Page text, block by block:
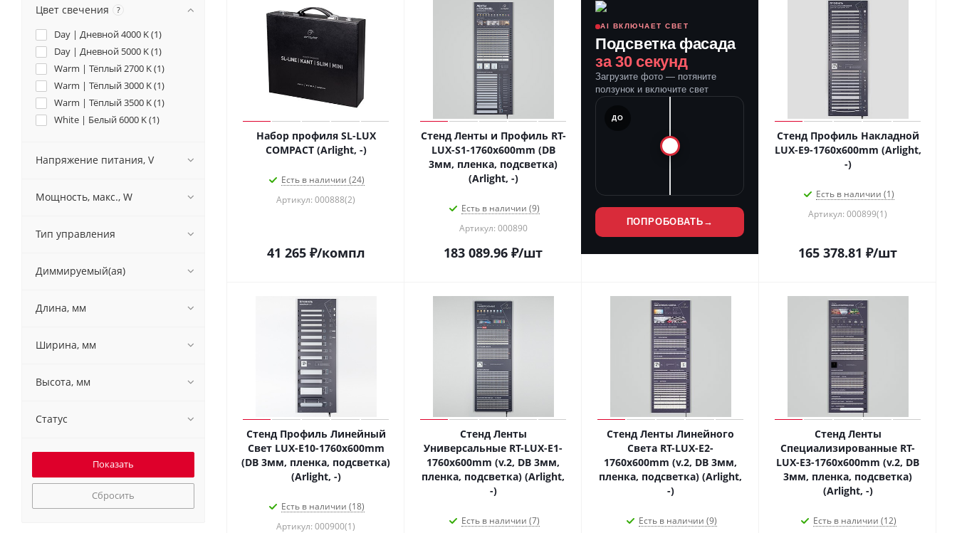
Набор профиля SL-LUX
COMPACT (Arlight, -)
Есть в наличии (24)
Артикул: 000888(2)
41 265₽/компл
Стенд Ленты и Профиль RT-
LUX-S1-1760x600mm (DB
3мм, пленка, подсветка)
(Arlight, -)
Есть в наличии (9)
Артикул: 000890
183 089.96 ₽/шт
AI ВКЛЮЧАЕТ СВЕТ
Подсветка фасада
за 30 секунд
Загрузите фото — потяните
ползунок и включите свет
ДО
ПОСЛЕ
ПОПРОБОВАТЬ →
Стенд Профиль Накладной
LUX-E9-1760x600mm (Arlight,
-)
Есть в наличии (1)
Артикул: 000899(1)
165 378.81 ₽/шт
Стенд Профиль Линейный
Свет LUX-E10-1760x600mm
(DB 3мм, пленка, подсветка)
(Arlight, -)
Есть в наличии (18)
Артикул: 000900(1)
Стенд Ленты
Универсальные RT-LUX-E1-
1760x600mm (v.2, DB 3мм,
пленка, подсветка) (Arlight,
-)
Есть в наличии (7)
Стенд Ленты Линейного
Света RT-LUX-E2-
1760x600mm (v.2, DB 3мм,
пленка, подсветка) (Arlight,
-)
Есть в наличии (9)
Стенд Ленты
Специализированные RT-
LUX-E3-1760x600mm (v.2, DB
3мм, пленка, подсветка)
(Arlight, -)
Есть в наличии (12)
Цвет свечения ?
Day | Дневной 4000 K (1)
Day | Дневной 5000 K (1)
Warm | Тёплый 2700 K (1)
Warm | Тёплый 3000 K (1)
Warm | Тёплый 3500 K (1)
White | Белый 6000 K (1)
Напряжение питания, V
Мощность, макс., W
Тип управления
Диммируемый(ая)
Длина, мм
Ширина, мм
Высота, мм
Статус
Сбросить